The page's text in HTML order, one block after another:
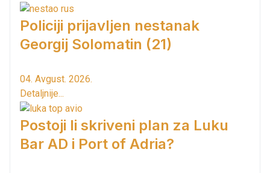
Policiji prijavljen nestanak
Georgij Solomatin (21)
04. Avgust. 2026.
Detaljnije...
Postoji li skriveni plan za Luku
Bar AD i Port of Adria?